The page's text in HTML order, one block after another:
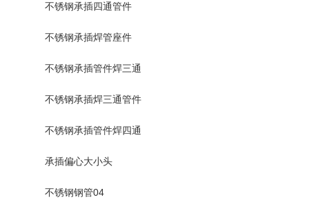
不锈钢承插四通管件
不锈钢承插焊管座件
不锈钢承插管件焊三通
不锈钢承插焊三通管件
不锈钢承插管件焊四通
承插偏心大小头
不锈钢钢管04